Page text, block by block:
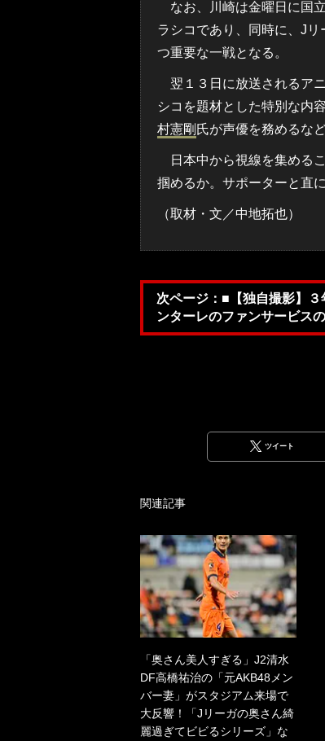
なお、川崎は金曜日に国
ラシコであり、同時に、J
つ重要な一戦となる。
翌１３日に放送されるア
シコを題材とした特別な内
村憲剛 氏が声優を務めるな
日本中から視線を集める
掴めるか。サポーターと直
（取材・文／中地拓也）
次ページ：■【独自撮影】
ンターレのファンサービス
ツイート
関連記事
「奥さん美人すぎる」J2清水
DF高橋祐治の「元AKB48メン
バー妻」がスタジアム来場で
大反響！「Jリーガの奥さん綺
麗過ぎてビビるシリーズ」な